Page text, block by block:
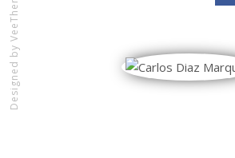
Designed by